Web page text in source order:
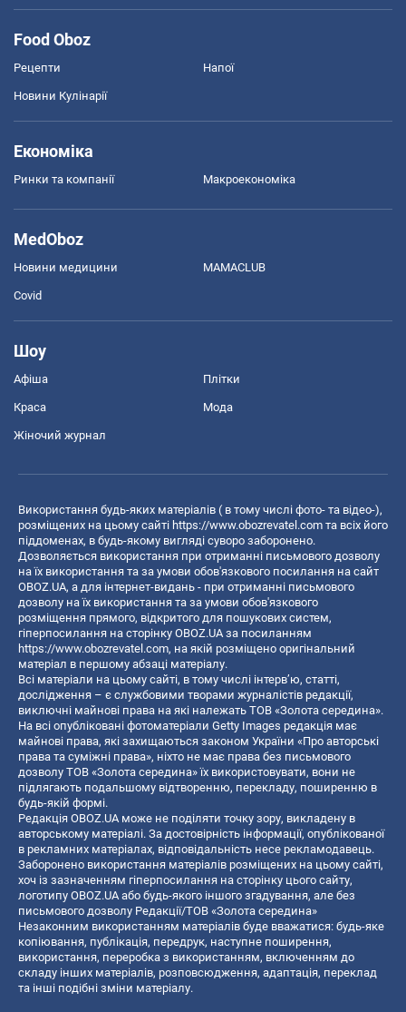
Food Oboz
Рецепти Напої
Новини Кулінарії
Економіка
Ринки та компанії Макроекономіка
MedOboz
Новини медицини MAMACLUB
Covid
Шоу
Афіша Плітки
Краса Мода
Жіночий журнал
Використання будь-яких матеріалів ( в тому числі фото- та відео-),
розміщених на цьому сайті https://www.obozrevatel.com та всіх його
піддоменах, в будь-якому вигляді суворо заборонено.
Дозволяється використання при отриманні письмового дозволу
на їх використання та за умови обов'язкового посилання на сайт
OBOZ.UA, а для інтернет-видань - при отриманні письмового
дозволу на їх використання та за умови обов'язкового
розміщення прямого, відкритого для пошукових систем,
гіперпосилання на сторінку OBOZ.UA за посиланням
https://www.obozrevatel.com, на якій розміщено оригінальний
матеріал в першому абзаці матеріалу.
Всі матеріали на цьому сайті, в тому числі інтерв’ю, статті,
дослідження – є службовими творами журналістів редакції,
виключні майнові права на які належать ТОВ «Золота середина».
На всі опубліковані фотоматеріали Getty Images редакція має
майнові права, які захищаються законом України «Про авторські
права та суміжні права», ніхто не має права без письмового
дозволу ТОВ «Золота середина» їх використовувати, вони не
підлягають подальшому відтворенню, перекладу, поширенню в
будь-якій формі.
Редакція OBOZ.UA може не поділяти точку зору, викладену в
авторському матеріалі. За достовірність інформації, опублікованої
в рекламних матеріалах, відповідальність несе рекламодавець.
Заборонено використання матеріалів розміщених на цьому сайті,
хоч із зазначенням гіперпосилання на сторінку цього сайту,
логотипу OBOZ.UA або будь-якого іншого згадування, але без
письмового дозволу Редакції/ТОВ «Золота середина»
Незаконним використанням матеріалів буде вважатися: будь-яке
копiювання, публiкацiя, передрук, наступне поширення,
використання, переробка з використанням, включенням до
складу інших матеріалів, розповсюдження, адаптація, переклад
та інші подібні зміни матеріалу.